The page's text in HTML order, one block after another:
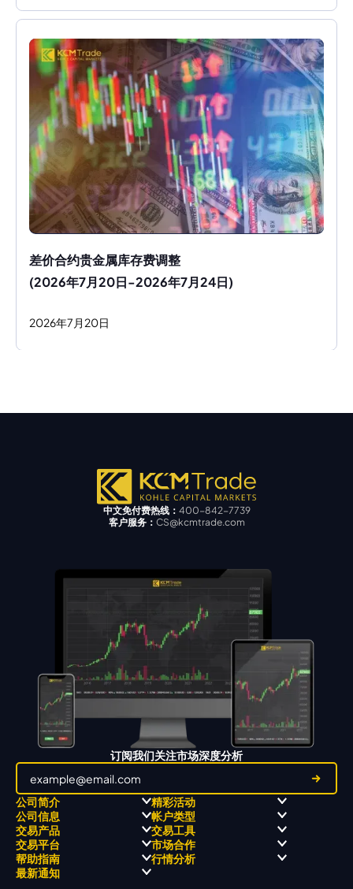
差价合约贵金属库存费调整
(2026年7月20日-2026年7月24日)
2026年7 月 20日
中文免付费热线： 400-842-7739
客户服务： CS@kcmtrade.com
订阅我们关注市场深度分析
公司简介
关于
关于 KCM Group
三大优势
奖项和成就
精彩活动
职业高尔夫 x 飘移队
全球高尔夫锦标赛
公司信息
经营理念
公开信息与风险披露
公司新闻
视频库
帐户类型
ECN 账户
STP 账户
账户比较
交易产品
Forex
贵金属
能源
交易工具
交易平台
MetaTrader 4
MetaTrader 5
市场合作
帮助指南 行情分析
最新通知